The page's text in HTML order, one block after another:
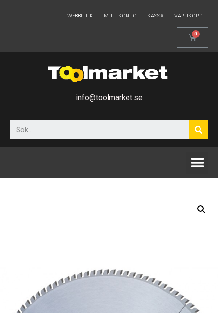
WEBBUTIK MITT KONTO KASSA VARUKORG
info@toolmarket.se